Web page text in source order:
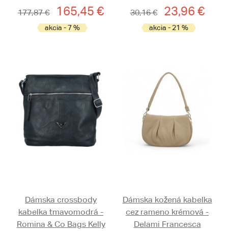
177,87 €
165,45 €
akcia - 7 %
30,16 €
23,96 €
akcia - 21 %
Dámska crossbody
kabelka tmavomodrá -
Romina & Co Bags Kelly
Dámska kožená kabelka
cez rameno krémová -
Delami Francesca